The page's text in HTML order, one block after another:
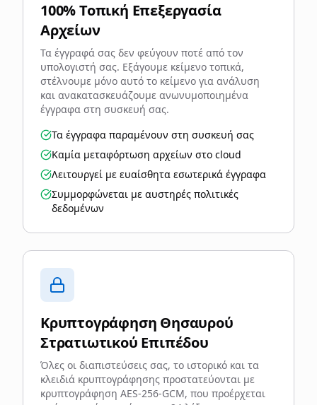
100% Τοπική Επεξεργασία
Αρχείων
Τα έγγραφά σας δεν φεύγουν ποτέ από τον
υπολογιστή σας. Εξάγουμε κείμενο τοπικά,
στέλνουμε μόνο αυτό το κείμενο για ανάλυση
και ανακατασκευάζουμε ανωνυμοποιημένα
έγγραφα στη συσκευή σας.
Τα έγγραφα παραμένουν στη συσκευή σας
Καμία μεταφόρτωση αρχείων στο cloud
Λειτουργεί με ευαίσθητα εσωτερικά έγγραφα
Συμμορφώνεται με αυστηρές πολιτικές
δεδομένων
Κρυπτογράφηση Θησαυρού
Στρατιωτικού Επιπέδου
Όλες οι διαπιστεύσεις σας, το ιστορικό και τα
κλειδιά κρυπτογράφησης προστατεύονται με
κρυπτογράφηση AES-256-GCM, που προέρχεται